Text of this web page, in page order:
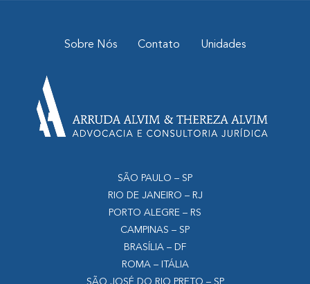
Sobre Nós Contato Unidades
SÃO PAULO – SP
RIO DE JANEIRO – RJ
PORTO ALEGRE – RS
CAMPINAS – SP
BRASÍLIA – DF
ROMA – ITÁLIA
SÃO JOSÉ DO RIO PRETO – SP